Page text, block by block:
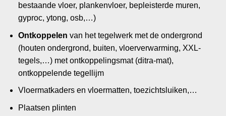
bestaande vloer, plankenvloer, bepleisterde muren,
gyproc, ytong, osb,…)
Ontkoppelen van het tegelwerk met de ondergrond
(houten ondergrond, buiten, vloerverwarming, XXL-
tegels,…) met ontkoppelingsmat (ditra-mat),
ontkoppelende tegellijm
Vloermatkaders en vloermatten, toezichtsluiken,…
Plaatsen plinten